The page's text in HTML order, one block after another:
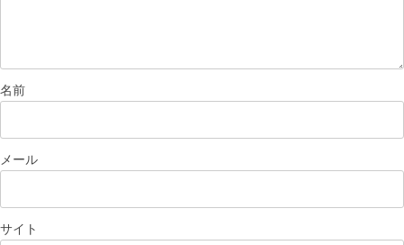
名前
メール
サイト